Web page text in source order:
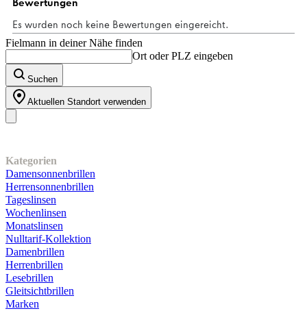
Bewertungen
Fielmann in deiner Nähe finden
Ort oder PLZ eingeben
Suchen
Aktuellen Standort verwenden
Kategorien
Damensonnenbrillen
Herrensonnenbrillen
Tageslinsen
Wochenlinsen
Monatslinsen
Nulltarif-Kollektion
Damenbrillen
Herrenbrillen
Lesebrillen
Gleitsichtbrillen
Marken